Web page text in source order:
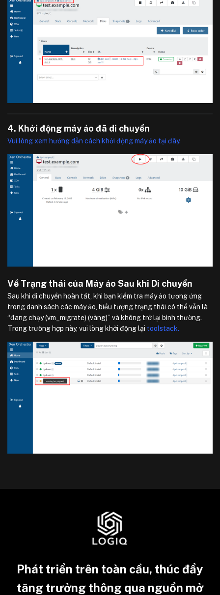
4. Khởi động máy ảo đã di chuyển
Vui lòng xem hướng dẫn cách khởi động máy ảo tại đây.
Về Trạng thái của Máy ảo Sau khi Di chuyển
Sau khi di chuyển hoàn tất, khi bạn kiểm tra máy ảo tương ứng
trong danh sách các máy ảo, biểu tượng trạng thái có thể vẫn là
“đang chạy (vm_migrate) (vàng)” và không trở lại bình thường.
Trong trường hợp này, vui lòng khởi động lại toolstack.
Phát triển trên toàn cầu, thúc đẩy
tăng trưởng thông qua nguồn mở